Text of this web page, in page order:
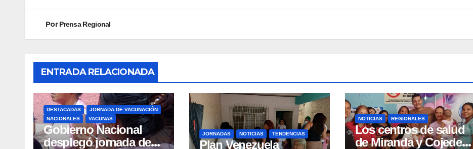
PorPrensa Regional
ENTRADA RELACIONADA
DESTACADAS
JORNADA DE VACUNACIÓN
NACIONALES
VACUNAS
Gobierno Nacional
desplegó jornada de
JORNADAS NOTICIAS TENDENCIAS
Plan Venezuela
NOTICIAS REGIONALES
Los centros de salud
de Miranda y Cojedes